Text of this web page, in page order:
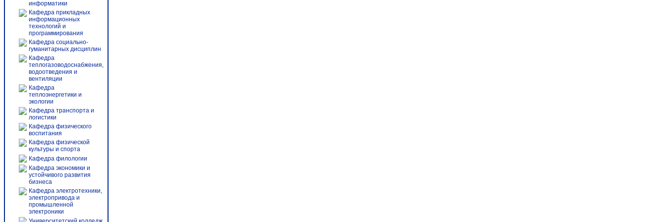
информатики
Кафедра прикладных
информационных
технологий и
программирования
Кафедра социально-
гуманитарных дисциплин
Кафедра
теплогазоводоснабжения,
водоотведения и
вентиляции
Кафедра
теплоэнергетики и
экологии
Кафедра транспорта и
логистики
Кафедра физического
воспитания
Кафедра физической
культуры и спорта
Кафедра филологии
Кафедра экономики и
устойчивого развития
бизнеса
Кафедра электротехники,
электропривода и
промышленной
электроники